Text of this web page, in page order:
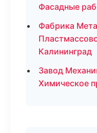
Фасадные
Фабрика
Калининград
Завод
Химическое